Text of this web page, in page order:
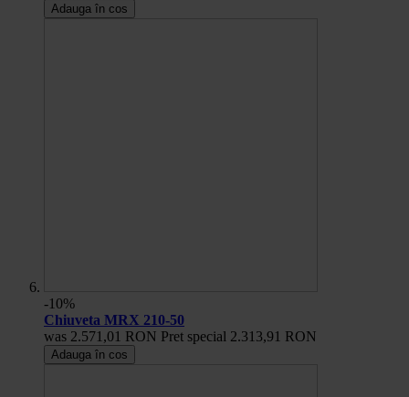
Adauga în cos
-10%
Chiuveta MRX 210-50
was 2.571,01 RON Pret special 2.313,91 RON
Adauga în cos